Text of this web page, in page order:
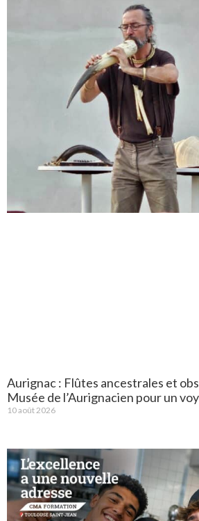
Aurignac : Flûtes ancestrales et
Musée de l’Aurignacien pour un
10 août 2026